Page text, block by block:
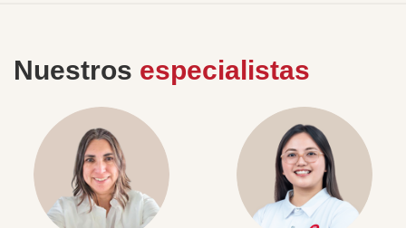
Nuestros especialistas